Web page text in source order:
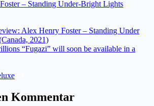
Alex Henry Foster – Standing Under
2021)
“Fugazi” will soon be available in a
Kommentar